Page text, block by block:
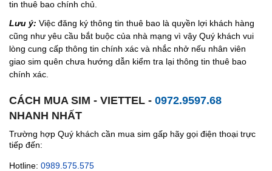
tin thuê bao chính chủ.
Lưu ý: Việc đăng ký thông tin thuê bao là quyền lợi khách hàng
cũng như yêu cầu bắt buộc của nhà mạng vì vậy Quý khách vui
lòng cung cấp thông tin chính xác và nhắc nhở nếu nhân viên
giao sim quên chưa hướng dẫn kiểm tra lại thông tin thuê bao
chính xác.
CÁCH MUA SIM - VIETTEL - 0972.9597.68
NHANH NHẤT
Trường hợp Quý khách cần mua sim gấp hãy gọi điện thoại trực
tiếp đến:
Hotline: 0989.575.575